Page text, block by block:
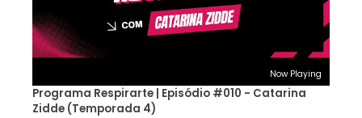
Now Playing
Programa Respirarte | Episódio #010 - Catarina
Zidde (Temporada 4)